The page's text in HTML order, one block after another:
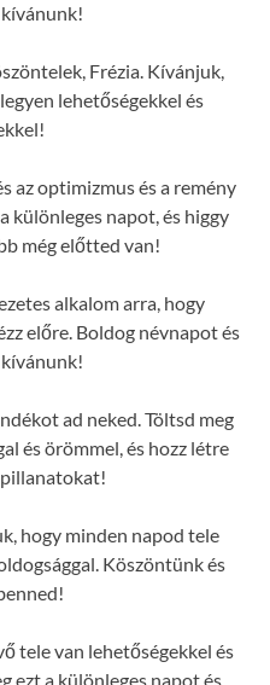
Frézia. Kívánjuk,
lehetőségekkel és
az optimizmus és a remény
különleges napot, és higgy
még előtted van!
alkalom arra, hogy
előre. Boldog névnapot és
ad neked. Töltsd meg
és örömmel, és hozz létre
hogy minden napod tele
Köszöntünk és
tele van lehetőségekkel és
ezt a különleges napot és